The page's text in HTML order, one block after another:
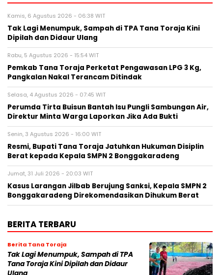
Kamis, 6 Agustus 2026 - 06:38 WIT
Tak Lagi Menumpuk, Sampah di TPA Tana Toraja Kini
Dipilah dan Didaur Ulang
Rabu, 5 Agustus 2026 - 15:54 WIT
Pemkab Tana Toraja Perketat Pengawasan LPG 3 Kg,
Pangkalan Nakal Terancam Ditindak
Selasa, 4 Agustus 2026 - 07:45 WIT
Perumda Tirta Buisun Bantah Isu Pungli Sambungan Air,
Direktur Minta Warga Laporkan Jika Ada Bukti
Senin, 3 Agustus 2026 - 16:00 WIT
Resmi, Bupati Tana Toraja Jatuhkan Hukuman Disiplin
Berat kepada Kepala SMPN 2 Bonggakaradeng
Jumat, 31 Juli 2026 - 20:03 WIT
Kasus Larangan Jilbab Berujung Sanksi, Kepala SMPN 2
Bonggakaradeng Direkomendasikan Dihukum Berat
BERITA TERBARU
Berita Tana Toraja
Tak Lagi Menumpuk, Sampah di TPA
Tana Toraja Kini Dipilah dan Didaur
Ulang